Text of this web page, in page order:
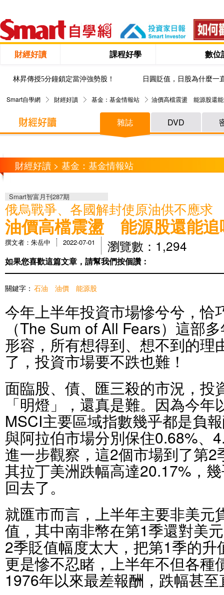
財經好讀 課程好學 數位
林昇傳授5分鐘鎖定當沖強勢股！ 日圓貶值，日股為什麼一
Smart自學網 財經好讀 基金：基金情報站 油價高檔震盪 能源股還
雜誌 DVD
財經好讀 > 基金：基金情報站
Smart智富月刊287期
俄烏戰爭、各國解封使原油供不應求
油價高檔震盪 能源股還能追
撰文者：朱岳中 2022-07-01 瀏覽數：1,294
如果您喜歡這篇文章，請幫我們按個讚：
關鍵字： 石油 油價 能源股
今年上半年投資市場慘兮兮，恰
（The Sum of All Fears）這部
形容，所有想得到、想不到的理
了，投資市場要不跌也難！
面臨股、債、匯三殺的市況，投
「明燈」，還真是難。因為今
MSCI主要區域指數幾乎都是負
與阿拉伯市場分別保住0.68%、
進一步觀察，這2個市場到了第
其拉丁美洲跌幅高達20.17%，
回去了。
就匯市而言，上半年主要非美元
值，其中南非幣在第1季還對美
2季貶值幅度太大，把第1季的
更是慘不忍睹，上半年不但各種
1976年以來最差報酬，跌幅甚